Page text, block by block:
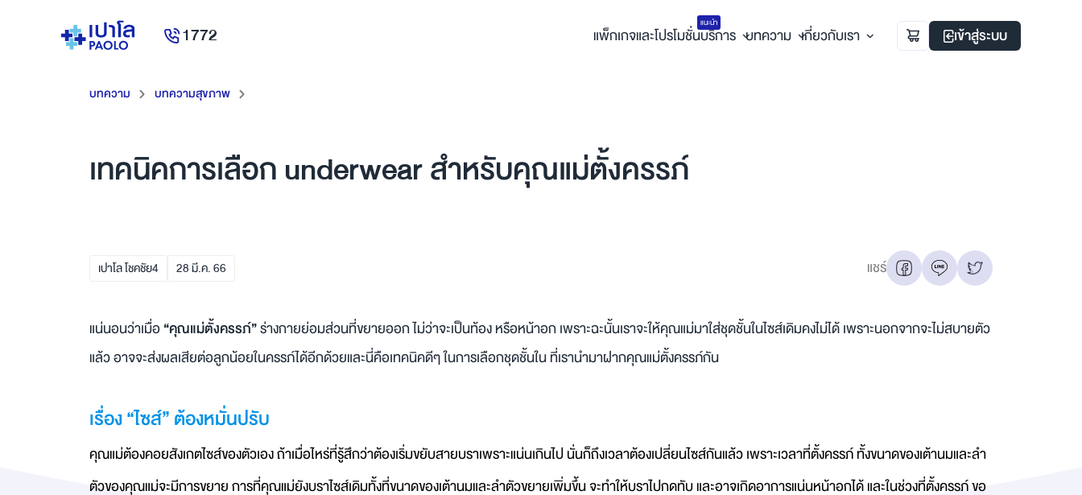
1772 แพ็กเกจและโปรโมชั่น
แนะนำ
บริการ บทความ เกี่ยวกับเรา เข้าสู่ระบบ
บทความ บทความสุขภาพ
เทคนิคการเลือก underwear สำหรับคุณแม่ตั้งครรภ์
เปาโล โชคชัย4 28มี.ค.66 แชร์
แน่นอนว่าเมื่อ“คุณแม่ตั้งครรภ์”ร่างกายย่อมส่วนที่ขยายออก ไม่ว่าจะเป็นท้อง หรือหน้าอก เพราะฉะนั้นเราจะให้คุณแม่มาใส่ชุดชั้นในไซส์เดิมคงไม่ได้ เพราะนอกจากจะไม่สบายตัว
แล้ว อาจจะส่งผลเสียต่อลูกน้อยในครรภ์ได้อีกด้วยและนี่คือเทคนิคดีๆ ในการเลือกชุดชั้นใน ที่เรานำมาฝากคุณแม่ตั้งครรภ์กัน
เรื่อง “ไซส์” ต้องหมั่นปรับ
คุณแม่ต้องคอยสังเกตไซส์ของตัวเอง ถ้าเมื่อไหร่ที่รู้สึกว่าต้องเริ่มขยับสายบราเพราะแน่นเกินไป นั่นก็ถึงเวลาต้องเปลี่ยนไซส์กันแล้ว เพราะเวลาที่ตั้งครรภ์ ทั้งขนาดของเต้านมและลำ
ตัวของคุณแม่จะมีการขยาย การที่คุณแม่ยังบราไซส์เดิมทั้งที่ขนาดของเต้านมและลำตัวขยายเพิ่มขึ้น จะทำให้บราไปกดทับ และอาจเกิดอาการแน่นหน้าอกได้ และในช่วงที่ตั้งครรภ์ ขอ